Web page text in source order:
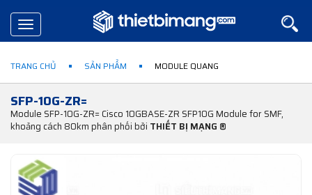
Toggle
navigation
TRANG CHỦ SẢN PHẨM MODULE QUANG
SFP-10G-ZR=
Module SFP-10G-ZR= Cisco 10GBASE-ZR SFP10G Module for SMF,
khoảng cách 80km phân phối bởi THIẾT BỊ MẠNG ®